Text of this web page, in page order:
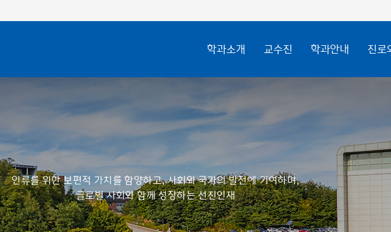
학과소개 교수진 학과안내 진로
인류를 위한 보편적 가치를 함양하고, 사회와 국가의 발전에 기여하며,
글로벌 사회와 함께 성장하는 선진인재